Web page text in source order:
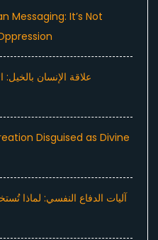
Messaging: It’s Not
علاقة الإنسان
Disguised as Divine
آليات الدفاع النفسي: لماذا